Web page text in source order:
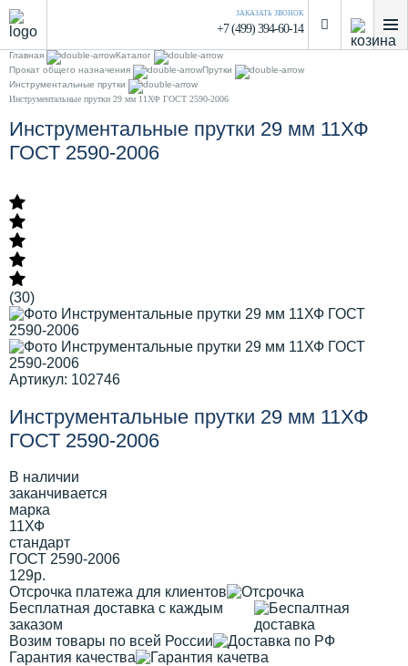
ЗАКАЗАТЬ ЗВОНОК
+7 (499) 394-60-14
Главная
Каталог
Прокат общего назначения
Прутки
Инструментальные прутки
Инструментальные прутки 29 мм 11ХФ ГОСТ 2590-2006
Инструментальные прутки 29 мм 11ХФ
ГОСТ 2590-2006
(30)
Артикул: 102746
Инструментальные прутки 29 мм 11ХФ
ГОСТ 2590-2006
В наличии
заканчивается
марка
11ХФ
стандарт
ГОСТ 2590-2006
129р.
Отсрочка платежа для клиентов
Бесплатная доставка с каждым
заказом
Возим товары по всей России
Гарантия качества